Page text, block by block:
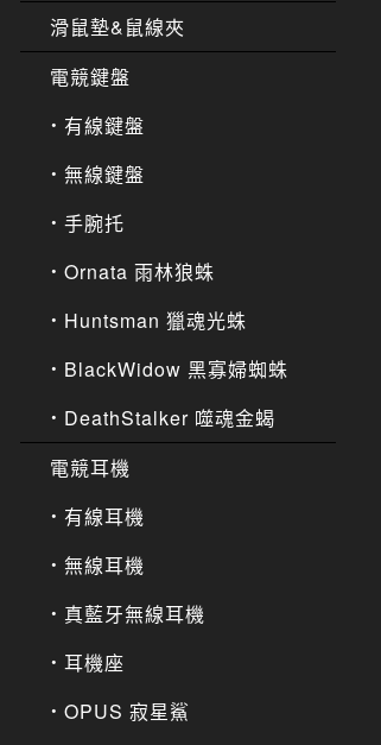
滑鼠墊&鼠線夾
電競鍵盤
有線鍵盤
無線鍵盤
手腕托
Ornata 雨林狼蛛
Huntsman 獵魂光蛛
BlackWidow 黑寡婦蜘蛛
DeathStalker 噬魂金蝎
電競耳機
有線耳機
無線耳機
真藍牙無線耳機
耳機座
OPUS 寂星鯊